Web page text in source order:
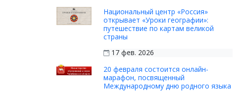
Национальный центр «Россия»
открывает «Уроки географии»:
путешествие по картам великой
страны
17 фев. 2026
20 февраля состоится онлайн-
марафон, посвященный
Международному дню родного языка